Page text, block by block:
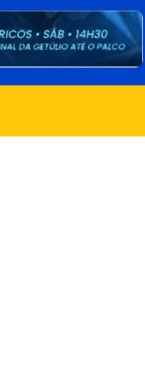
RESIDENCIAIS PARQUE